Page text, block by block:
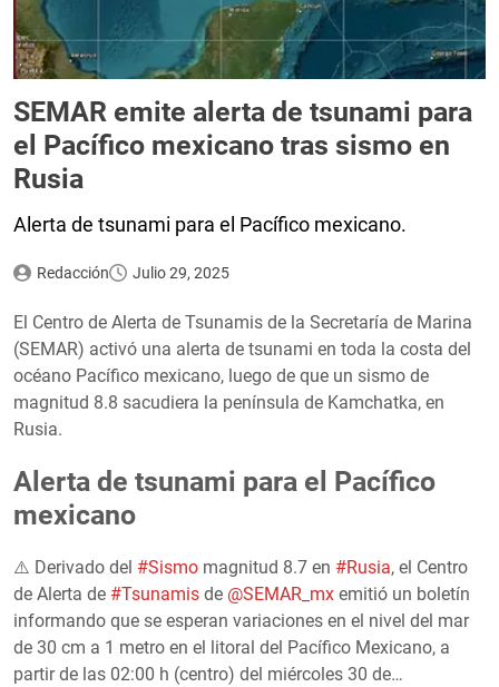
SEMAR emite alerta de tsunami para
el Pacífico mexicano tras sismo en
Rusia
Alerta de tsunami para el Pacífico mexicano.
Redacción Julio 29, 2025
El Centro de Alerta de Tsunamis de la Secretaría de Marina
(SEMAR) activó una alerta de tsunami en toda la costa del
océano Pacífico mexicano, luego de que un sismo de
magnitud 8.8 sacudiera la península de Kamchatka, en
Rusia.
Alerta de tsunami para el Pacífico
mexicano
⚠️ Derivado del #Sismo magnitud 8.7 en #Rusia, el Centro
de Alerta de #Tsunamis de @SEMAR_mx emitió un boletín
informando que se esperan variaciones en el nivel del mar
de 30 cm a 1 metro en el litoral del Pacífico Mexicano, a
partir de las 02:00 h (centro) del miércoles 30 de…